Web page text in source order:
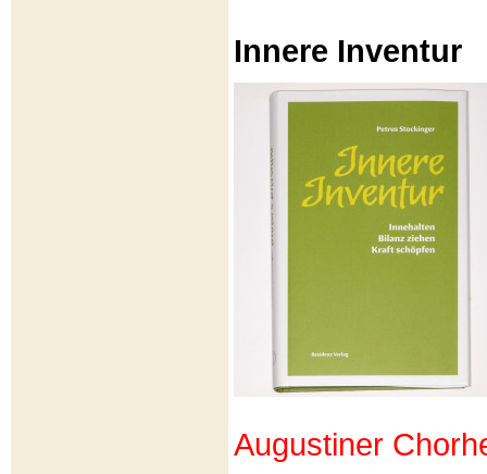
Innere Inventur
Augustiner